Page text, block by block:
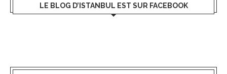
LE BLOG D’ISTANBUL EST SUR FACEBOOK